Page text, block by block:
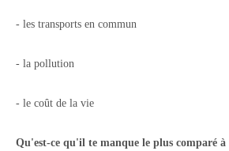
- les transports en commun
- la pollution
- le coût de la vie
Qu'est-ce qu'il te manque le plus comparé à